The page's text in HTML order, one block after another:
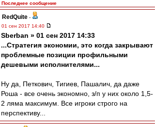
Последнее сообщение
RedQuite -
01 сен 2017 14:40
Sberban » 01 сен 2017 14:33
...Стратегия экономии, это когда закрывают
проблемные позиции профильными
дешевыми исполнителями...
Ну да, Петкович, Тигиев, Пашалич, да даже
Роша - все очень экономно, з/п у них около 1,5-
2 ляма максимум. Все игроки строго на
перспективу...